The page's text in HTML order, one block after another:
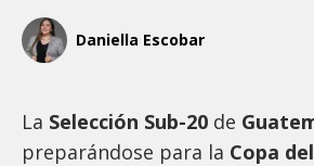
Daniella Escobar
La Selección Sub-20 de
preparándose para la Copa